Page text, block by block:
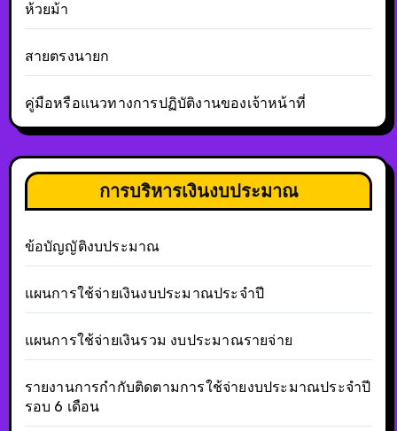
ห้วยม้า
สายตรงนายก
คู่มือหรือแนวทางการปฏิบัติงานของเจ้าหน้าที่
การบริหารเงินงบประมาณ
ข้อบัญญัติงบประมาณ
แผนการใช้จ่ายเงินงบประมาณประจำปี
แผนการใช้จ่ายเงินรวม งบประมาณรายจ่าย
รายงานการกำกับติดตามการใช้จ่ายงบประมาณประจำปี
รอบ 6 เดือน